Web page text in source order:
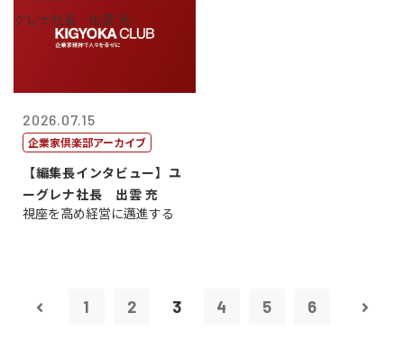
2026.07.15
企業家倶楽部アーカイブ
【編集長インタビュー】ユ
ーグレナ社長 出雲 充
視座を高め経営に邁進する
1 2 3 4 5 6